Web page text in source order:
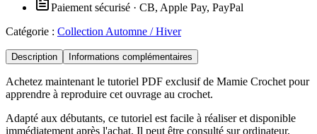
Paiement sécurisé · CB, Apple Pay, PayPal
Catégorie : Collection Automne / Hiver
Description Informations complémentaires
Achetez maintenant le tutoriel PDF exclusif de Mamie Crochet pour
apprendre à reproduire cet ouvrage au crochet.
Adapté aux débutants, ce tutoriel est facile à réaliser et disponible
immédiatement après l'achat. Il peut être consulté sur ordinateur,